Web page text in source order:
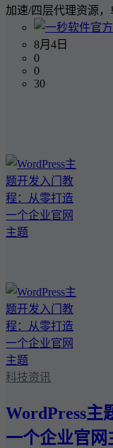
加速/四层代理资源
8月4日
0
0
30
科技资讯
WordPress主
一个企业官网